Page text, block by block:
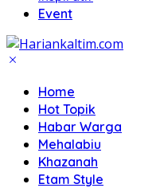
Event
Home
Hot Topik
Habar Warga
Mehalabiu
Khazanah
Etam Style